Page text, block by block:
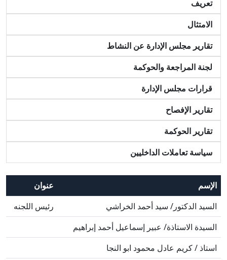
تعريف
الامتثال
تقارير مجلس الإدارة عن النشاط
لجنة المراجعة والحوكمة
قرارات مجلس الإدارة
تقارير الإفصاح
تقارير الحوكمة
سياسة تعاملات الداخليين
الإسم
عنوان
السيد الدكتور/ سيد أحمد الخراشي
رئيس اللجنه
السيدة الاستاذة/ عبير إسماعيل أحمد إبراهيم
استاذ / كريم عادل محمود ابو النجا